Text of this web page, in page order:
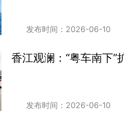
发布时间：2026-06-10
香江观澜：“粤车南下
发布时间：2026-06-10